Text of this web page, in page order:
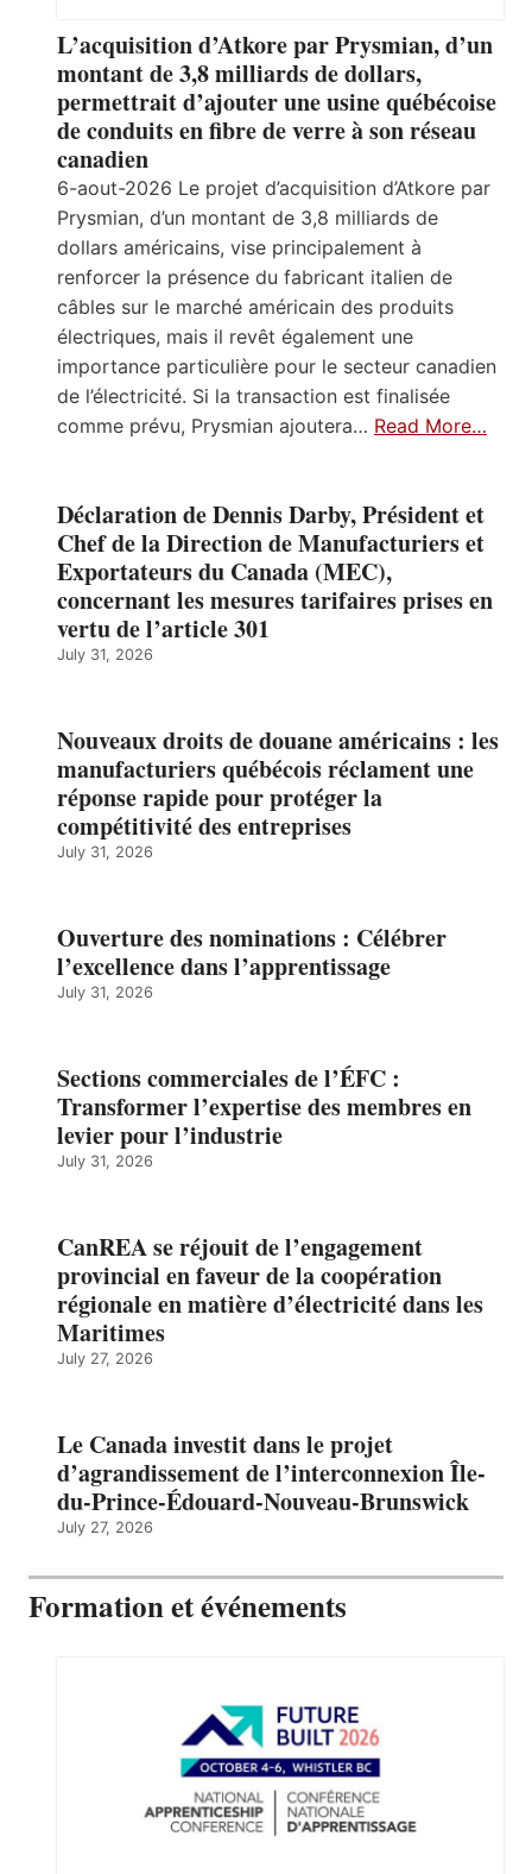
L’acquisition d’Atkore par Prysmian, d’un
montant de 3,8 milliards de dollars,
permettrait d’ajouter une usine québécoise
de conduits en fibre de verre à son réseau
canadien
6-aout-2026 Le projet d’acquisition d’Atkore par
Prysmian, d’un montant de 3,8 milliards de
dollars américains, vise principalement à
renforcer la présence du fabricant italien de
câbles sur le marché américain des produits
électriques, mais il revêt également une
importance particulière pour le secteur canadien
de l’électricité. Si la transaction est finalisée
comme prévu, Prysmian ajoutera… Read More…
Déclaration de Dennis Darby, Président et
Chef de la Direction de Manufacturiers et
Exportateurs du Canada (MEC),
concernant les mesures tarifaires prises en
vertu de l’article 301
July 31, 2026
Nouveaux droits de douane américains : les
manufacturiers québécois réclament une
réponse rapide pour protéger la
compétitivité des entreprises
July 31, 2026
Ouverture des nominations : Célébrer
l’excellence dans l’apprentissage
July 31, 2026
Sections commerciales de l’ÉFC :
Transformer l’expertise des membres en
levier pour l’industrie
July 31, 2026
CanREA se réjouit de l’engagement
provincial en faveur de la coopération
régionale en matière d’électricité dans les
Maritimes
July 27, 2026
Le Canada investit dans le projet
d’agrandissement de l’interconnexion Île-
du-Prince-Édouard-Nouveau-Brunswick
July 27, 2026
Formation et événements